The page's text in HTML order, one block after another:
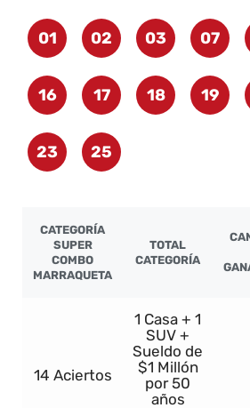
01 02 03 07
16 17 18 19
23 25
CATEGORÍA
SUPER
COMBO
MARRAQUETA
TOTAL
CATEGORÍA
14 Aciertos
1 Casa + 1
SUV +
Sueldo de
$1 Millón
por 50
años